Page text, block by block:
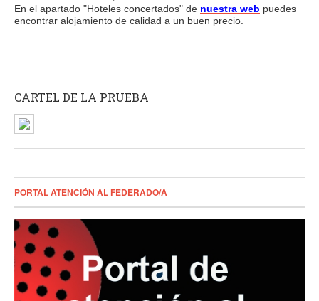
En el apartado "Hoteles concertados" de nuestra web puedes
encontrar alojamiento de calidad a un buen precio.
CARTEL DE LA PRUEBA
PORTAL ATENCIÓN AL FEDERADO/A